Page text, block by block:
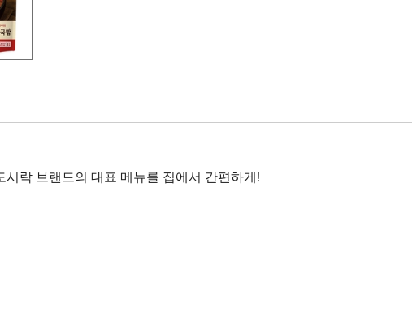
락 브랜드의 대표 메뉴를 집에서 간편하게!